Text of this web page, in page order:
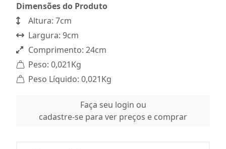
Dimensões do Produto
Altura: 7cm
Largura: 9cm
Comprimento: 24cm
Peso: 0,021Kg
Peso Líquido: 0,021Kg
Faça seu login ou
cadastre-se para ver preços e comprar